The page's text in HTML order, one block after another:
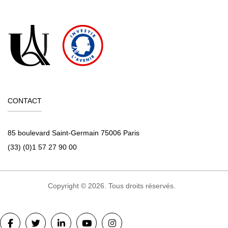
Le cours de Politiques Économiques face aux défis de la
mondialisation a pour but d’étudier les politiques
économiques, les mécanismes et les contraintes qui
mondialisation : intensification des échanges de biens et
services, mobilité des capitaux. La première partie
théoriques du commerce international, les échanges
mondiaux et la place de la France dans le commerce
institutionnelles à cette globalisation. Nous verrons la
l’Union Européenne. Nous traiterons de la mise en place et
CONTACT
85 boulevard Saint-Germain 75006 Paris
(33) (0)1 57 27 90 00
Copyright © 2026. Tous droits réservés.